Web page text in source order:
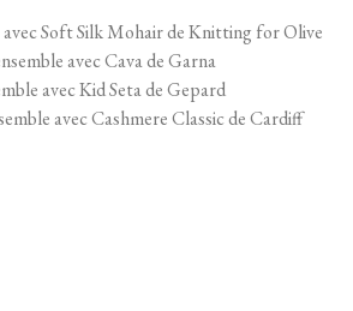
Soft Silk Mohair de Knitting for Olive
avec Cava de Garna
avec Kid Seta de Gepard
avec Cashmere Classic de Cardiff